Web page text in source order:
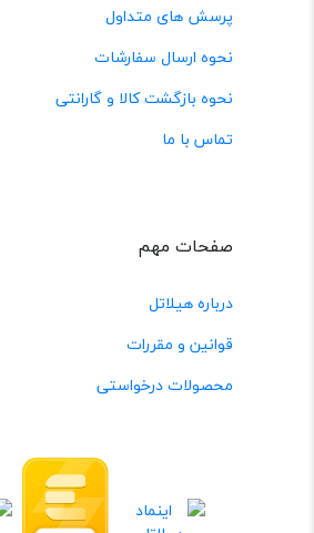
پرسش های متداول
نحوه ارسال سفارشات
نحوه بازگشت کالا و گارانتی
تماس با ما
صفحات مهم
درباره هیلاتل
قوانین و مقررات
محصولات درخواستی